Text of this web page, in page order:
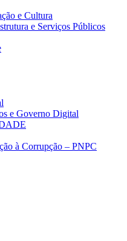
e Cultura
e Serviços Públicos
e Governo Digital
à Corrupção – PNPC